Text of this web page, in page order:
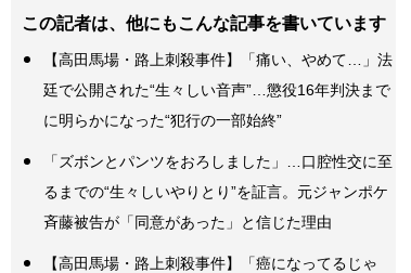
この記者は、他にもこんな記事を書いています
【高田馬場・路上刺殺事件】「痛い、やめて…」法
廷で公開された“生々しい音声”…懲役16年判決まで
に明らかになった“犯行の一部始終”
「ズボンとパンツをおろしました」…口腔性交に至
るまでの“生々しいやりとり”を証言。元ジャンポケ
斉藤被告が「同意があった」と信じた理由
【高田馬場・路上刺殺事件】「癌になってるじゃ